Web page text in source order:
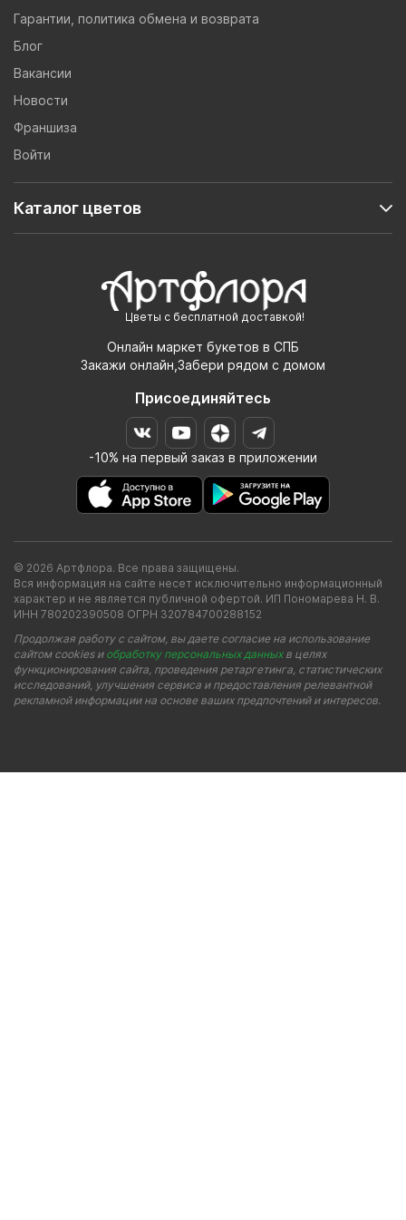
Цветы с бесплатной доставкой!
Онлайн маркет букетов в СПБ
Закажи онлайн,Забери рядом с домом
Присоединяйтесь
-10% на первый заказ в приложении
Гарантии, политика обмена и возврата
Блог
Вакансии
Новости
Франшиза
Войти
Каталог цветов
© 2026 Артфлора. Все права защищены.
Вся информация на сайте несет исключительно информационный
характер и не является публичной офертой. ИП Пономарева Н. В.
ИНН 780202390508 ОГРН 320784700288152
Продолжая работу с сайтом, вы даете согласие на использование
сайтом cookies и обработку персональных данныхв целях
функционирования сайта, проведения ретаргетинга, статистических
исследований, улучшения сервиса и предоставления релевантной
рекламной информации на основе ваших предпочтений и интересов.